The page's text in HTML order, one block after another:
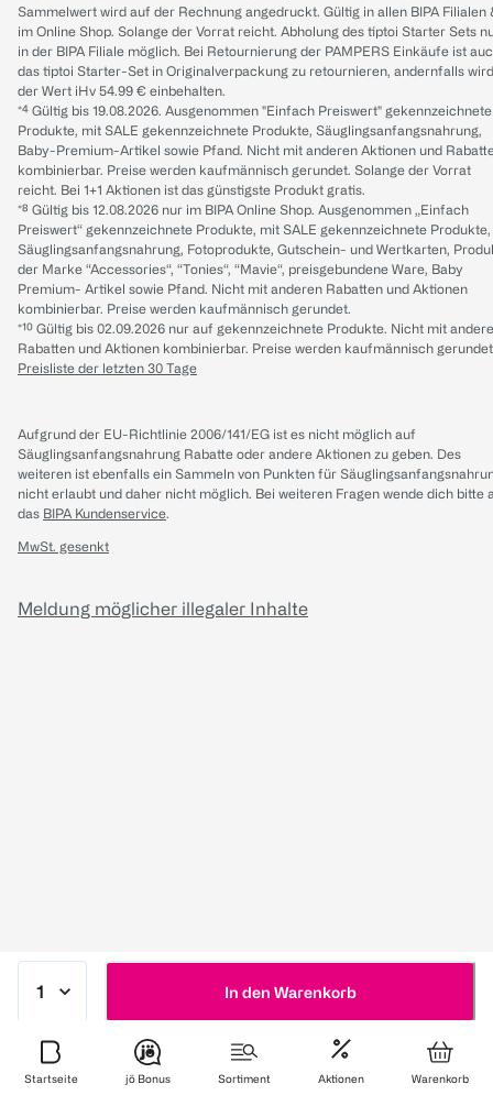
In den Warenkorb
Sammelwert wird auf der Rechnung angedruckt. Gültig in allen BIPA Filialen
im Online Shop. Solange der Vorrat reicht. Abholung des tiptoi Starter Sets
in der BIPA Filiale möglich. Bei Retournierung der PAMPERS Einkäufe ist
das tiptoi Starter-Set in Originalverpackung zu retournieren, andernfalls wird
der Wert iHv 54.99 € einbehalten.
*⁴ Gültig bis 19.08.2026. Ausgenommen "Einfach Preiswert" gekennzeichnete
Produkte, mit SALE gekennzeichnete Produkte, Säuglingsanfangsnahrung,
Baby-Premium-Artikel sowie Pfand. Nicht mit anderen Aktionen und
kombinierbar. Preise werden kaufmännisch gerundet. Solange der Vorrat
reicht. Bei 1+1 Aktionen ist das günstigste Produkt gratis.
*⁸ Gültig bis 12.08.2026 nur im BIPA Online Shop. Ausgenommen „Einfach
Preiswert“ gekennzeichnete Produkte, mit SALE gekennzeichnete Produkte,
Säuglingsanfangsnahrung, Fotoprodukte, Gutschein- und Wertkarten,
der Marke “Accessories“, “Tonies“, “Mavie“, preisgebundene Ware, Baby
Premium- Artikel sowie Pfand. Nicht mit anderen Rabatten und Aktionen
kombinierbar. Preise werden kaufmännisch gerundet.
*¹⁰ Gültig bis 02.09.2026 nur auf gekennzeichnete Produkte. Nicht mit
Rabatten und Aktionen kombinierbar. Preise werden kaufmännisch
Preisliste der letzten 30 Tage
Aufgrund der EU-Richtlinie 2006/141/EG ist es nicht möglich auf
Säuglingsanfangsnahrung Rabatte oder andere Aktionen zu geben. Des
weiteren ist ebenfalls ein Sammeln von Punkten für
nicht erlaubt und daher nicht möglich. Bei weiteren Fragen wende dich bitte
das BIPA Kundenservice.
MwSt. gesenkt
Meldung möglicher illegaler Inhalte
Startseite jö Bonus Sortiment Aktionen Warenkorb